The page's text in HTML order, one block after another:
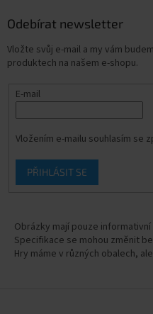
Odebírat newsletter
Vložte svůj e-mail a my vám
produktech na našem e-shopu.
E-mail
Vložením e-mailu souhlasím se
PŘIHLÁSIT SE
Obrázky mají pouze
Specifikace se mohou změnit
Hry máme v různých obalech,